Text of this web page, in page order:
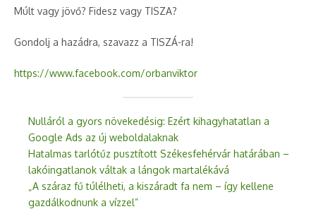
Múlt vagy jövő? Fidesz vagy TISZA?
Gondolj a hazádra, szavazz a TISZÁ-ra!
https://www.facebook.com/orbanviktor
Nulláról a gyors növekedésig: Ezért kihagyhatatlan a
Google Ads az új weboldalaknak
Hatalmas tarlótűz pusztított Székesfehérvár határában –
lakóingatlanok váltak a lángok martalékává
„A száraz fű túlélheti, a kiszáradt fa nem – így kellene
gazdálkodnunk a vízzel”